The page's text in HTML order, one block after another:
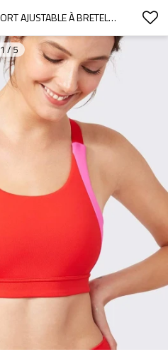
SOUTIEN-GORGE DE SPORT AJUSTABLE À BRETELLES CROISÉES DANS LE DOS AVEC PANNEAU COLORÉ-AKTIK
1/5